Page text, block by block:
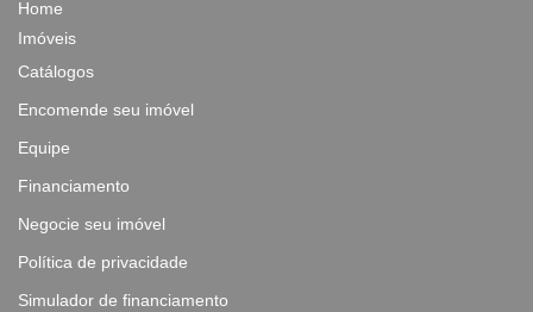
Home
Imóveis
Catálogos
Encomende seu imóvel
Equipe
Financiamento
Negocie seu imóvel
Política de privacidade
Simulador de financiamento